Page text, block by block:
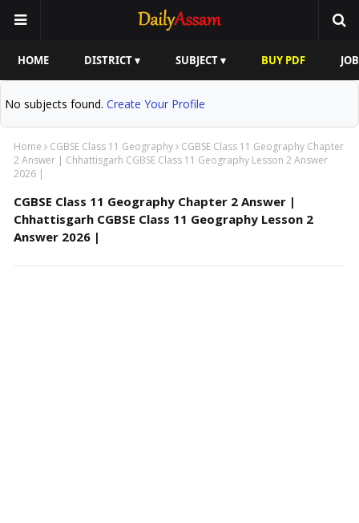
HOME DISTRICT ▾ SUBJECT ▾ BUY PDF
No subjects found. Create Your Profile
Home CGBSE Class 11 Geography
CGBSE Class 11 Geography Chapter
2 Answer | Chhattisgarh CGBSE Class 11 Geography Lesson 2 Answer
2026 |
CGBSE Class 11 Geography Chapter 2 Answer |
Chhattisgarh CGBSE Class 11 Geography Lesson 2
Answer 2026 |